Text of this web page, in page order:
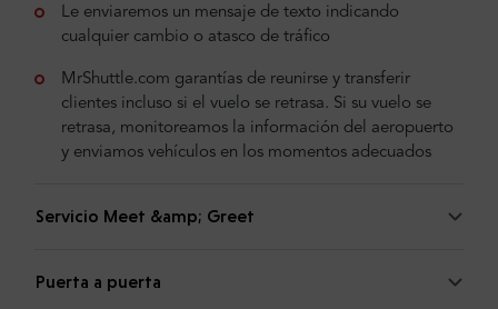
Le enviaremos un mensaje de texto indicando
cualquier cambio o atasco de tráfico
MrShuttle.com garantías de reunirse y transferir
clientes incluso si el vuelo se retrasa. Si su vuelo se
retrasa, monitoreamos la información del aeropuerto
y enviamos vehículos en los momentos adecuados
Servicio Meet &amp; Greet
Puerta a puerta